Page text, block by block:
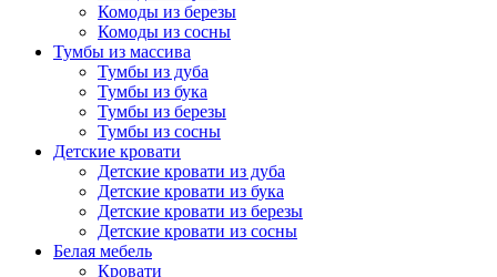
Комоды из березы
Комоды из сосны
Тумбы из массива
Тумбы из дуба
Тумбы из бука
Тумбы из березы
Тумбы из сосны
Детские кровати
Детские кровати из дуба
Детские кровати из бука
Детские кровати из березы
Детские кровати из сосны
Белая мебель
Кровати